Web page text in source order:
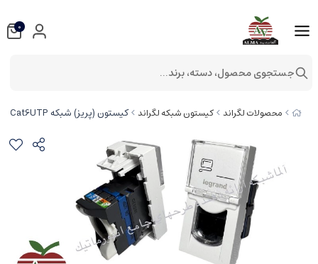
محصولات لگراند کیستون شبکه لگراند کیستون (پریز) شبکه Cat6UTP لگراند (باریک) 1 ماژول 76561
0
جستجوی محصول، دسته، برند...